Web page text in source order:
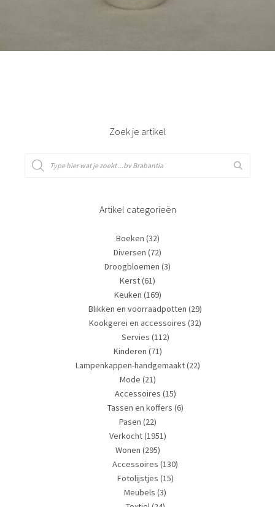
Zoek je artikel
Artikel categorieën
Boeken (32)
Diversen (72)
Droogbloemen (3)
Kerst(61)
Keuken (169)
Blikken en voorraadpotten (29)
Kookgerei en accessoires (32)
Servies (112)
Kinderen (71)
Lampenkappen-handgemaakt(22)
Mode (21)
Accessoires (15)
Tassen en koffers (6)
Pasen (22)
Verkocht(1951)
Wonen (295)
Accessoires (130)
Fotolijstjes (15)
Meubels (3)